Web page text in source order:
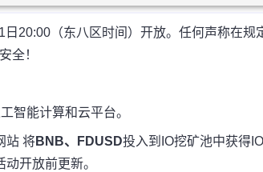
20:00（东八区时间）开放。任何声称在规
全！
智能计算和云平台。
站 将BNB、FDUSD投入到IO挖矿池中获得
开放前更新。